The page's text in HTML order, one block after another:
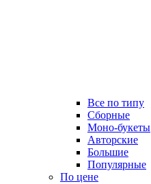
Все по типу
Сборные
Моно-букеты
Авторские
Большие
Популярные
По цене